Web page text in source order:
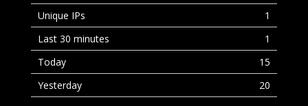
Unique IPs
1
Last 30 minutes
1
Today
15
Yesterday
20